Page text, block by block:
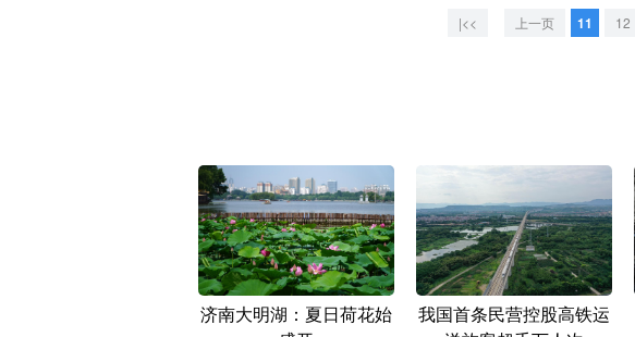
|<< 上一页 11 12
济南大明湖：夏日荷花始
我国首条民营控股高铁运